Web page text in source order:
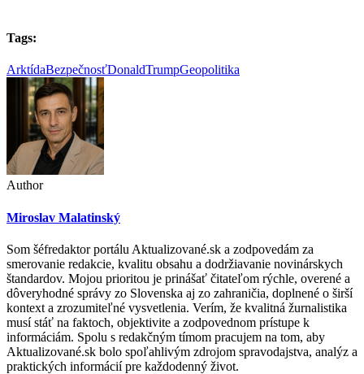
Tags:
ArktídaBezpečnosťDonaldTrumpGeopolitika
Author
Miroslav Malatinský
Som šéfredaktor portálu Aktualizované.sk a zodpovedám za
smerovanie redakcie, kvalitu obsahu a dodržiavanie novinárskych
štandardov. Mojou prioritou je prinášať čitateľom rýchle, overené a
dôveryhodné správy zo Slovenska aj zo zahraničia, doplnené o širší
kontext a zrozumiteľné vysvetlenia. Verím, že kvalitná žurnalistika
musí stáť na faktoch, objektivite a zodpovednom prístupe k
informáciám. Spolu s redakčným tímom pracujem na tom, aby
Aktualizované.sk bolo spoľahlivým zdrojom spravodajstva, analýz a
praktických informácií pre každodenný život.